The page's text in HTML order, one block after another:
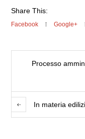
Share This:
Facebook Google+
Processo
In materia